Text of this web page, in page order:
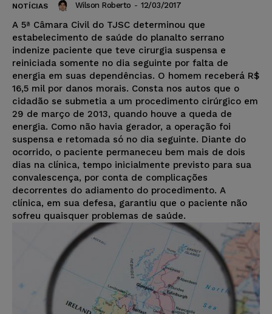
NOTÍCIAS Wilson Roberto - 12/03/2017
A 5ª Câmara Civil do TJSC determinou que
estabelecimento de saúde do planalto serrano
indenize paciente que teve cirurgia suspensa e
reiniciada somente no dia seguinte por falta de
energia em suas dependências. O homem receberá R$
16,5 mil por danos morais. Consta nos autos que o
cidadão se submetia a um procedimento cirúrgico em
29 de março de 2013, quando houve a queda de
energia. Como não havia gerador, a operação foi
suspensa e retomada só no dia seguinte. Diante do
ocorrido, o paciente permaneceu bem mais de dois
dias na clínica, tempo inicialmente previsto para sua
convalescença, por conta de complicações
decorrentes do adiamento do procedimento. A
clínica, em sua defesa, garantiu que o paciente não
sofreu quaisquer problemas de saúde.